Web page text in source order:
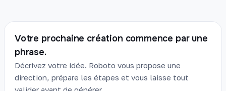
Votre prochaine création commence par une
phrase.
Décrivez votre idée. Roboto vous propose une
direction, prépare les étapes et vous laisse tout